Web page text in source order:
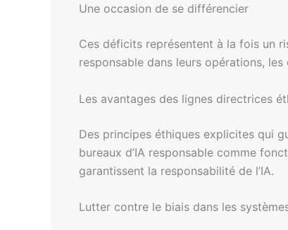
Une occasion de se différencier
Ces déficits représentent à la fois un
responsable dans leurs opérations,
Les avantages des lignes directrices
Des principes éthiques explicites qui
bureaux d’IA responsable comme
garantissent la responsabilité de l’IA.
Lutter contre le biais dans les